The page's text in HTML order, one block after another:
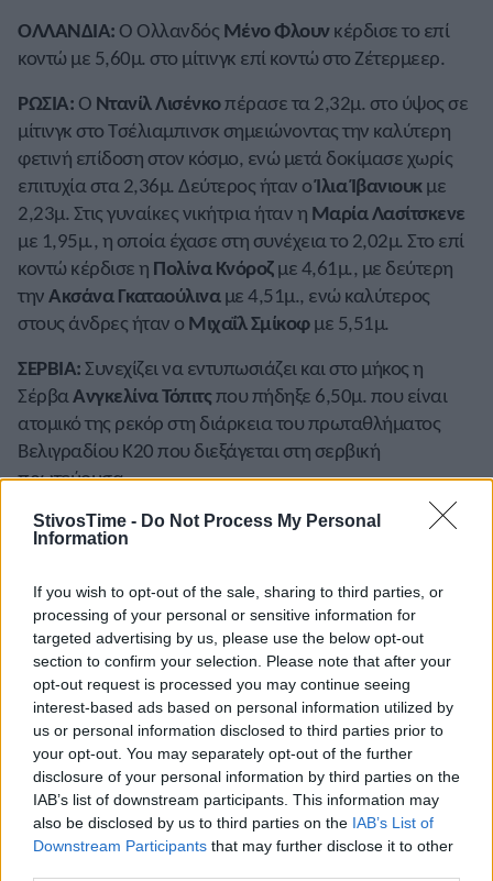
StivosTime - Do Not Process My Personal
Information
If you wish to opt-out of the sale, sharing to third parties, or
processing of your personal or sensitive information for
targeted advertising by us, please use the below opt-out
section to confirm your selection. Please note that after your
opt-out request is processed you may continue seeing
interest-based ads based on personal information utilized by
us or personal information disclosed to third parties prior to
your opt-out. You may separately opt-out of the further
disclosure of your personal information by third parties on the
IAB’s list of downstream participants. This information may
also be disclosed by us to third parties on the IAB’s List of
Downstream Participants that may further disclose it to other
ΟΛΛΑΝΔΙΑ: Ο Ολλανδός Μένο Φλουνκέρδισε το επί
κοντώ με 5,60μ. στο μίτινγκ επί κοντώ στο Ζέτερμεερ.
ΡΩΣΙΑ: Ο Ντανίλ Λισένκοπέρασε τα 2,32μ. στο ύψος σε
μίτινγκ στο Τσέλιαμπινσκ σημειώνοντας την καλύτερη
φετινή επίδοση στον κόσμο, ενώ μετά δοκίμασε χωρίς
επιτυχία στα 2,36μ. Δεύτερος ήταν οΊλια Ίβανιουκμε
2,23μ. Στις γυναίκες νικήτρια ήταν η Μαρία Λασίτσκενε
με 1,95μ., η οποία έχασε στη συνέχεια το 2,02μ. Στο επί
κοντώ κέρδισε η Πολίνα Κνόροζμε 4,61μ., με δεύτερη
τηνΑκσάνα Γκαταούλιναμε 4,51μ., ενώ καλύτερος
στους άνδρες ήταν ο Μιχαΐλ Σμίκοφμε 5,51μ.
ΣΕΡΒΙΑ:Συνεχίζει να εντυπωσιάζει και στο μήκος η
ΣέρβαΑνγκελίνα Τόπιτςπου πήδηξε 6,50μ. που είναι
ατομικό της ρεκόρ στη διάρκεια του πρωταθλήματος
Βελιγραδίου Κ20 που διεξάγεται στη σερβική
πρωτεύουσα.
ΣΟΥΗΔΙΑ:Ο ΣουηδόςΤόμπιας Μόντλερπήδηξε 7,95μ.
στο μίτινγκ του Βάξο. Ακόμη οι συμπατριώτες του
Γιόχανσονεπικράτησε στο μήκος με 6,35μ. και τέλος στα
200μ. ανδρών νικητής ήταν ο ΦινλανδόςΣάμουελ
Πούρολαμε 20.93.
ΤΟΥΡΚΙΑ:Η ΤουρκάλαΕντανούρ Τουλούμέτρεξε τα
400μ. σε 54.95 σημειώνοντας εθνικό ρεκόρ Κ20 στη
διάρκεια του εθνικού πρωταθλήματος Κ18 και Κ20
κλειστού που διεξάγεται στη Μπούρσα.
ΤΣΕΧΙΑ:Η ΤσέχαΛάντα Βοντρόβακέρδισε τα 150μ. σε
17.58 και τα 300μ. με 37.56 που είναι ατομικό της ρεκόρ